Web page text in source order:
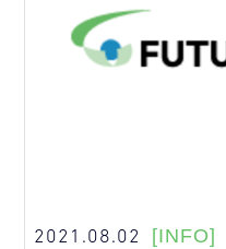
2021.08.02 [INFO]